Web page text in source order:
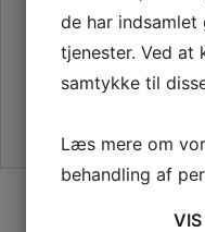
de har indsamlet
tjenester. Ved at
samtykke til
Læs mere om
behandling af
VIS